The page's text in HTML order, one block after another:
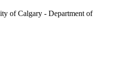
of Calgary - Department of